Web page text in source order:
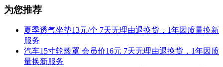
为您推荐
夏季透气坐垫13元/个 7天无理由退换货，1年因质量换新
服务
汽车15寸轮毂罩 会员价16元 7天无理由退换货，1年因质
量换新服务